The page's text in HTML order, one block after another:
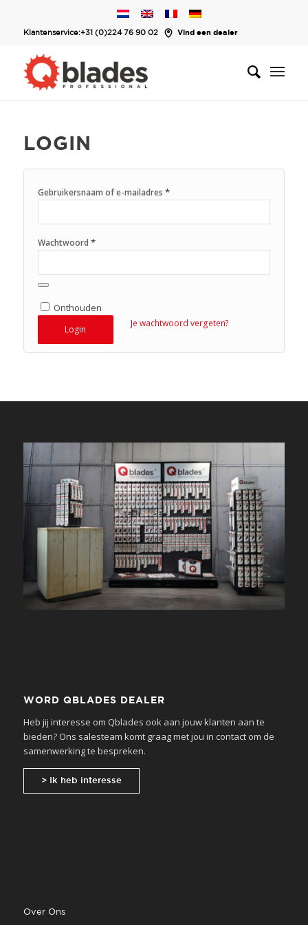
Klantenservice:+31 (0)224 76 90 02 Vind een dealer
LOGIN
Gebruikersnaam of e-mailadres *
Wachtwoord *
Onthouden
Login
Je wachtwoord vergeten?
WORD QBLADES DEALER
Heb jij interesse om Qblades ook aan jouw klanten aan te
bieden? Ons salesteam komt graag met jou in contact om de
samenwerking te bespreken.
> Ik heb interesse
Over Ons